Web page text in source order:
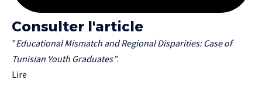
Consulter l'article
"Educational Mismatch and Regional Disparities: Case of
Tunisian Youth Graduates”.
Lire